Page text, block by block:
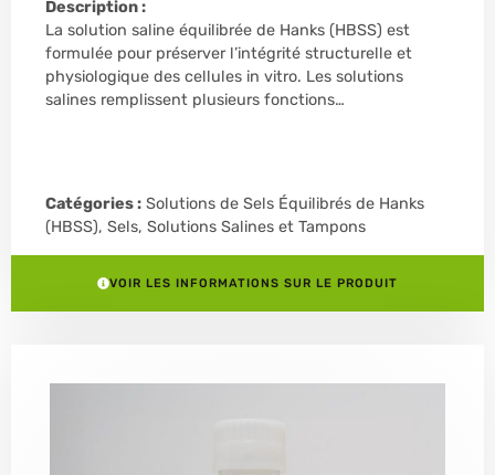
Description :
La solution saline équilibrée de Hanks (HBSS) est
formulée pour préserver l’intégrité structurelle et
physiologique des cellules in vitro. Les solutions
salines remplissent plusieurs fonctions…
Catégories : Solutions de Sels Équilibrés de Hanks
(HBSS), Sels, Solutions Salines et Tampons
VOIR LES INFORMATIONS SUR LE PRODUIT